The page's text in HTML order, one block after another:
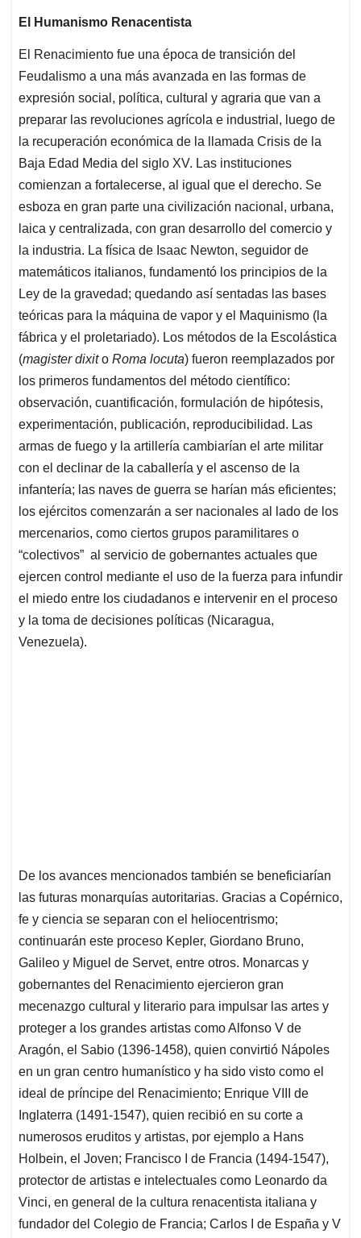
El Humanismo Renacentista
El Renacimiento fue una época de transición del
Feudalismo a una más avanzada en las formas de
expresión social, política, cultural y agraria que van a
preparar las revoluciones agrícola e industrial, luego de
la recuperación económica de la llamada Crisis de la
Baja Edad Media del siglo XV. Las instituciones
comienzan a fortalecerse, al igual que el derecho. Se
esboza en gran parte una civilización nacional, urbana,
laica y centralizada, con gran desarrollo del comercio y
la industria. La física de Isaac Newton, seguidor de
matemáticos italianos, fundamentó los principios de la
Ley de la gravedad; quedando así sentadas las bases
teóricas para la máquina de vapor y el Maquinismo (la
fábrica y el proletariado). Los métodos de la Escolástica
(magister dixito Roma locuta) fueron reemplazados por
los primeros fundamentos del método científico:
observación, cuantificación, formulación de hipótesis,
experimentación, publicación, reproducibilidad. Las
armas de fuego y la artillería cambiarían el arte militar
con el declinar de la caballería y el ascenso de la
infantería; las naves de guerra se harían más eficientes;
los ejércitos comenzarán a ser nacionales al lado de los
mercenarios, como ciertos grupos paramilitares o
“colectivos” al servicio de gobernantes actuales que
ejercen control mediante el uso de la fuerza para infundir
el miedo entre los ciudadanos e intervenir en el proceso
y la toma de decisiones políticas (Nicaragua,
Venezuela).
De los avances mencionados también se beneficiarían
las futuras monarquías autoritarias. Gracias a Copérnico,
fe y ciencia se separan con el heliocentrismo;
continuarán este proceso Kepler, Giordano Bruno,
Galileo y Miguel de Servet, entre otros. Monarcas y
gobernantes del Renacimiento ejercieron gran
mecenazgo cultural y literario para impulsar las artes y
proteger a los grandes artistas como Alfonso V de
Aragón, el Sabio (1396-1458), quien convirtió Nápoles
en un gran centro humanístico y ha sido visto como el
ideal de príncipe del Renacimiento; Enrique VIII de
Inglaterra (1491-1547), quien recibió en su corte a
numerosos eruditos y artistas, por ejemplo a Hans
Holbein, el Joven; Francisco I de Francia (1494-1547),
protector de artistas e intelectuales como Leonardo da
Vinci, en general de la cultura renacentista italiana y
fundador del Colegio de Francia; Carlos I de España y V